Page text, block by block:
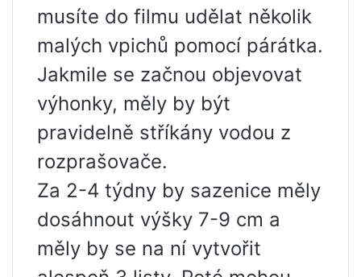
musíte do filmu udělat několik
malých vpichů pomocí párátka.
Jakmile se začnou objevovat
výhonky, měly by být
pravidelně stříkány vodou z
rozprašovače.
Za 2-4 týdny by sazenice měly
dosáhnout výšky 7-9 cm a
měly by se na ní vytvořit